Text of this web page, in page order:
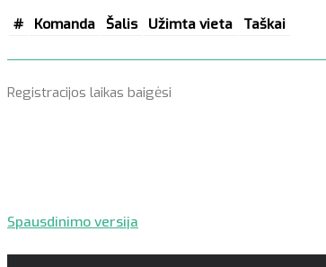
# Komanda Šalis Užimta vieta Taškai
Registracijos laikas baigėsi
Spausdinimo versija